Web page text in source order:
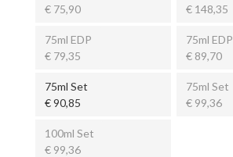
€ 75,90
€ 148,35
75ml EDP
€ 79,35
75ml EDP
€ 89,70
75ml Set
€ 90,85
75ml Set
€ 99,36
100ml Set
€ 99,36